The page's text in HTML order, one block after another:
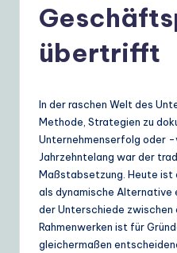
Y
o
D
ai
übertrifft
In der raschen Welt des
Methode, Strategien zu
Unternehmenserfolg oder -
Jahrzehntelang war der
Maßstabsetzung. Heute ist
als dynamische Alternative
der Unterschiede zwischen
Rahmenwerken ist für
gleichermaßen